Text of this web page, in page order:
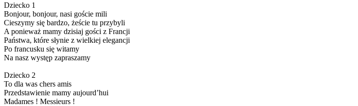
Dziecko 1
Bonjour, bonjour, nasi goście mili
Cieszymy się bardzo, żeście tu przybyli
A ponieważ mamy dzisiaj gości z Francji
Państwa, które słynie z wielkiej elegancji
Po francusku się witamy
Na nasz występ zapraszamy
Dziecko 2
To dla was chers amis
Przedstawienie mamy aujourd’hui
Madames ! Messieurs !